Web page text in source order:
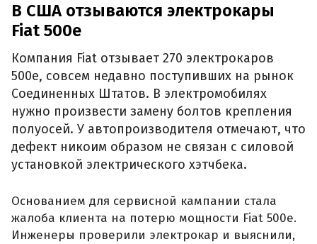
В США отзываются электрокары
Fiat 500e
Компания Fiat отзывает 270 электрокаров
500e, совсем недавно поступивших на рынок
Соединенных Штатов. В электромобилях
нужно произвести замену болтов крепления
полуосей. У автопроизводителя отмечают, что
дефект никоим образом не связан с силовой
установкой электрического хэтчбека.
Основанием для сервисной кампании стала
жалоба клиента на потерю мощности Fiat 500e.
Инженеры проверили электрокар и выяснили,